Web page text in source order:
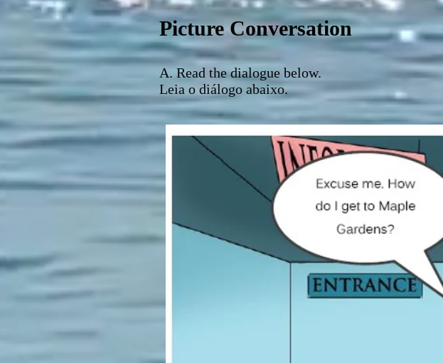
Picture Conversation
A. Read the dialogue below.
Leia o diálogo abaixo.